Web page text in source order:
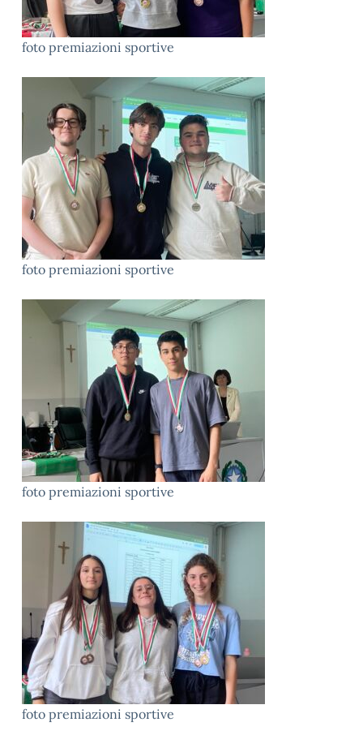
foto premiazioni sportive
foto premiazioni sportive
foto premiazioni sportive
foto premiazioni sportive